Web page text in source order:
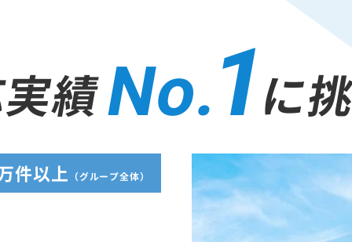
績No.1に
件以上 （グループ全体）